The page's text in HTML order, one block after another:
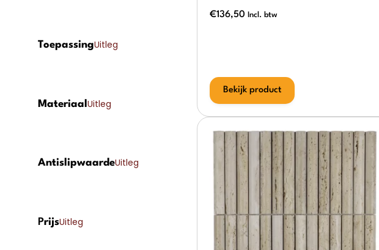
ToepassingUitleg
Materiaal Uitleg
AntislipwaardeUitleg
PrijsUitleg
€136,50 Incl. btw
Bekijk product